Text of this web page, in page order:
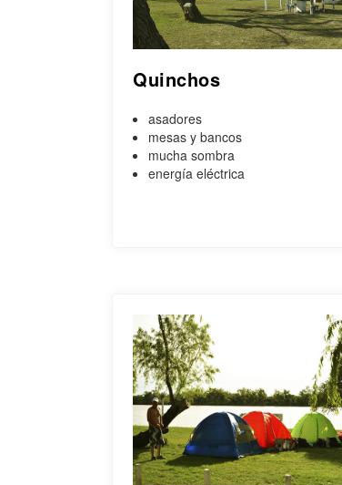
Quinchos
asadores
mesas y bancos
mucha sombra
energía eléctrica